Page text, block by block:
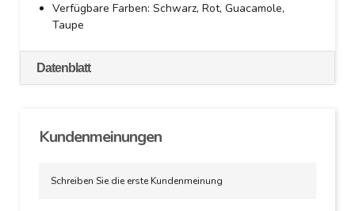
Verfügbare Farben: Schwarz, Rot, Guacamole,
Taupe
Datenblatt
Kundenmeinungen
Schreiben Sie die erste Kundenmeinung